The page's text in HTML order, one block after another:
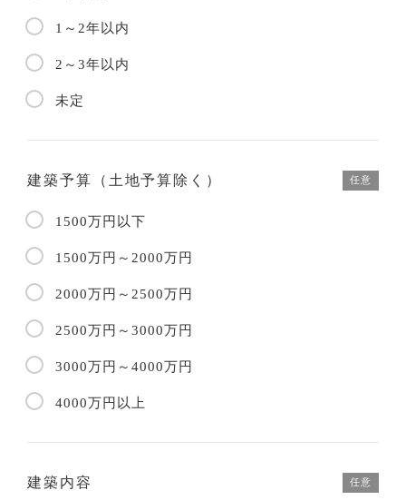
1～2年以内
2～3年以内
未定
建築予算（土地予算除く） 任意
1500万円以下
1500万円～2000万円
2000万円～2500万円
2500万円～3000万円
3000万円～4000万円
4000万円以上
建築内容 任意